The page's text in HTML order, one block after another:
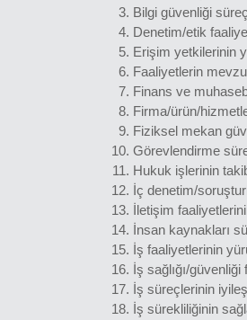
Bilgi güvenliği
Denetim/etik
Erişim yetkilerinin
Faaliyetlerin
Finans ve
Firma/ürün/
Fiziksel mekan
Görevlendirme
Hukuk işlerinin
İç denetim/
İletişim
İnsan kaynakları
İş faaliyetlerinin
İş sağlığı/
İş süreçlerinin
İş sürekliliğinin